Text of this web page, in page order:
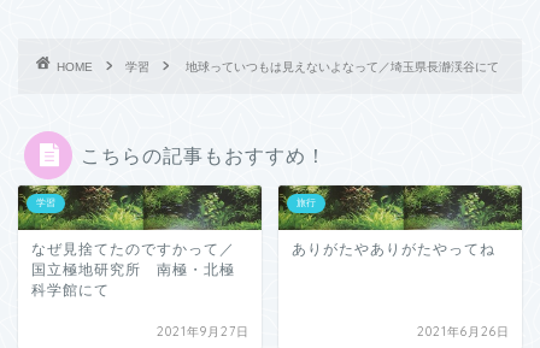
HOME 学習 地球っていつもは見えないよなって／埼玉県長瀞渓谷にて
こちらの記事もおすすめ！
学習
なぜ見捨てたのですかって／
国立極地研究所 南極・北極
科学館にて
2021年9月27日
旅行
ありがたやありがたやってね
2021年6月26日